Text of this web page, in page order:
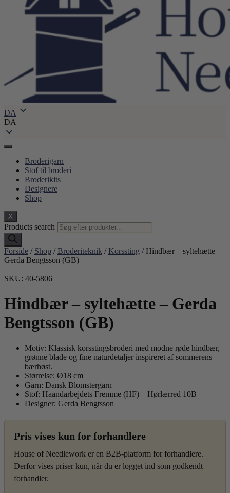
DA
DA
Broderigarn
Stof til broderi
Broderikits
Designere
Shop
X
Products search
Forside / Shop / Broderiteknik / Korssting / Hindbær – syltehætte –
Gerda Bengtsson (GB)
SKU: 40-5806
Hindbær – syltehætte – Gerda
Bengtsson (GB)
Motiv: Klassisk korsstingsbroderi med modne røde hindbær,
grønne blade og fine naturdetaljer inspireret af sommerens
bærhøst.
Størrelse: Ø18 cm
Garn: Dansk Blomstergarn
Stof: Haandarbejdets Fremme (HF) – Hørlærred 10B
Designer: Gerda Bengtsson
Pris vises kun for forhandlere
House of Needlework er en B2B-platform for forhandlere.
Derfor vises priser kun, når du er logget ind som godkendt
forhandler.